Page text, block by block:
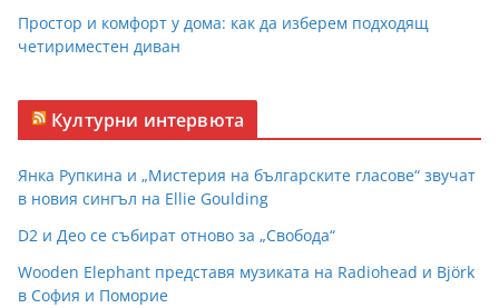
Простор и комфорт у дома: как да изберем подходящ
четириместен диван
Културни интервюта
Янка Рупкина и „Мистерия на българските гласове“ звучат
в новия сингъл на Ellie Goulding
D2 и Део се събират отново за „Свобода“
Wooden Elephant представя музиката на Radiohead и Björk
в София и Поморие